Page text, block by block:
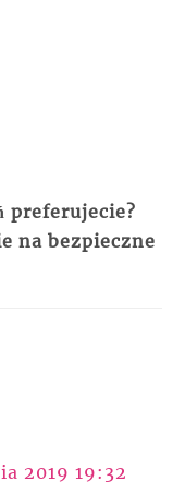
preferujecie?
na bezpieczne
2019 19:32